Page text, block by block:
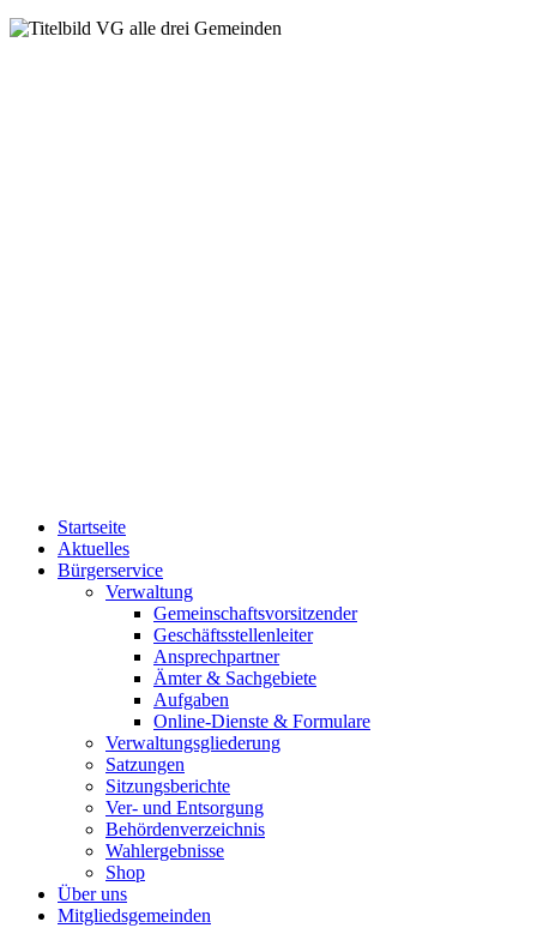
Startseite
Aktuelles
Bürgerservice
Verwaltung
Gemeinschaftsvorsitzender
Geschäftsstellenleiter
Ansprechpartner
Ämter & Sachgebiete
Aufgaben
Online-Dienste & Formulare
Verwaltungsgliederung
Satzungen
Sitzungsberichte
Ver- und Entsorgung
Behördenverzeichnis
Wahlergebnisse
Shop
Über uns
Mitgliedsgemeinden